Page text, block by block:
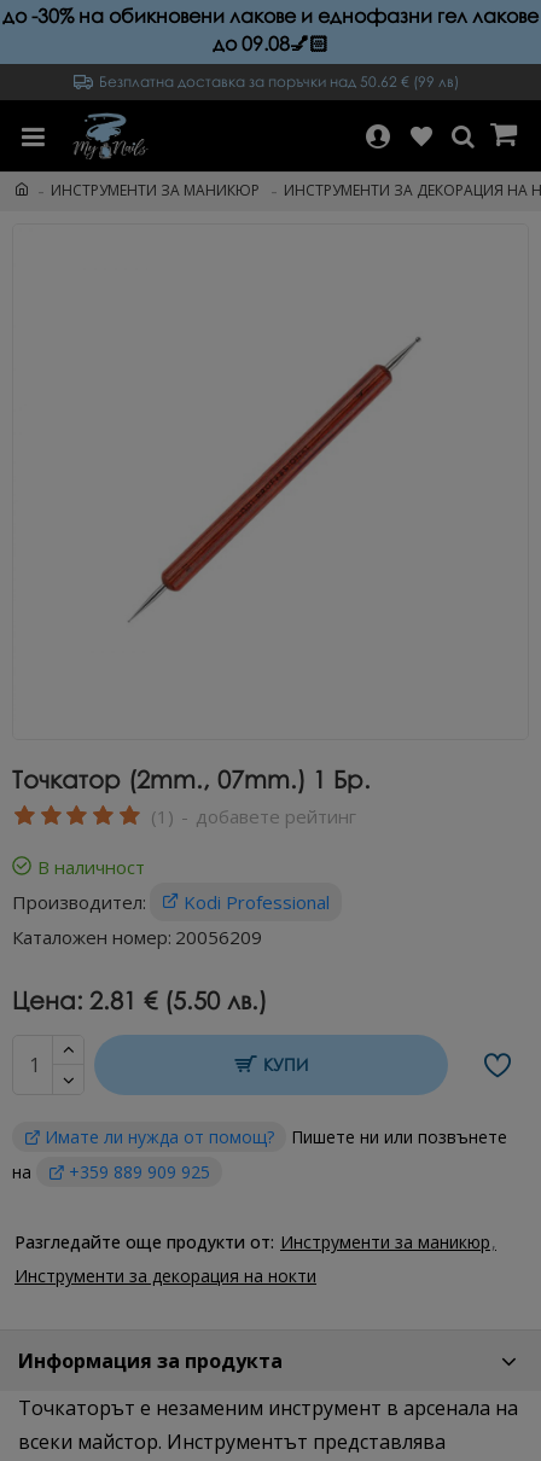
до -30% на обикновени лакове и еднофазни гел лакове
до 09.08💅🏻
Безплатна доставка за поръчки над 50.62 € (99 лв)
ИНСТРУМЕНТИ ЗА МАНИКЮР ИНСТРУМЕНТИ ЗА ДЕКОРАЦИЯ НА
Точкатор (2mm., 07mm.) 1 Бр.
В наличност
Производител:
Kodi Professional
Каталожен номер: 20056209
(1) - добавете рейтинг
Цена: 2.81 € (5.50 лв.)
КУПИ
Имате ли нужда от помощ?
Пишете ни или позвънете
на
+359 889 909 925
Разгледайте още продукти от: Инструменти за маникюр
Инструменти за декорация на нокти
Информация за продукта
Точкаторът е незаменим инструмент в арсенала на
всеки майстор. Инструментът представлява